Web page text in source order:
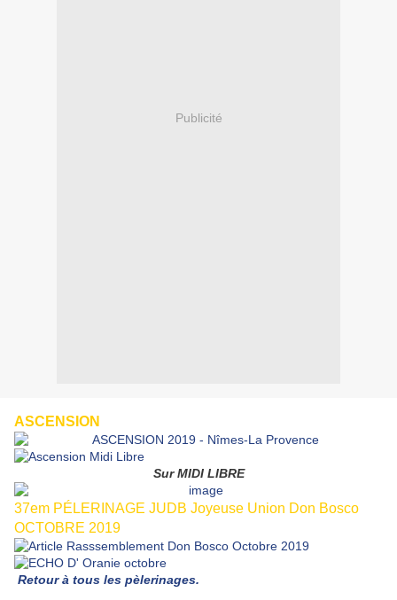
Publicité
ASCENSION
Sur MIDI LIBRE
37em PÉLERINAGE JUDB Joyeuse Union Don Bosco
OCTOBRE 2019
Retour à tous les pèlerinages.